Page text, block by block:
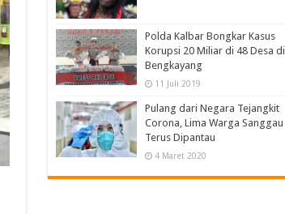
Polda Kalbar Bongkar Kasus
Korupsi 20 Miliar di 48 Desa di
Bengkayang
11 Juli 2019
Pulang dari Negara Tejangkit
Corona, Lima Warga Sanggau
Terus Dipantau
4 Maret 2020